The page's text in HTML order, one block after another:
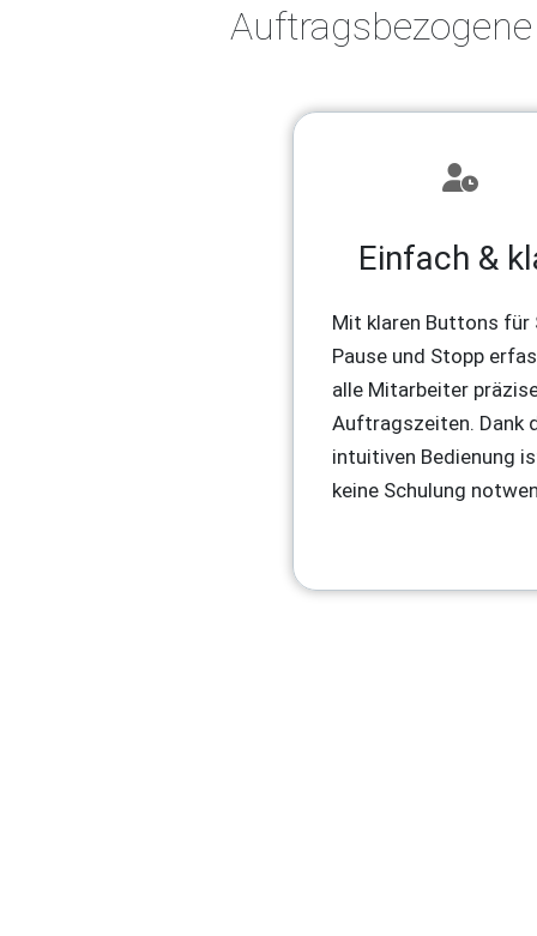
Einfach &
Mit klaren Buttons für
Pause und Stopp
alle Mitarbeiter
Auftragszeiten. Dank
intuitiven Bedienung
keine Schulung